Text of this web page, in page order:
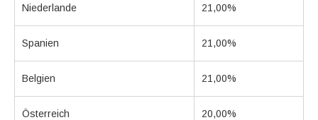
Niederlande 21,00%
Spanien 21,00%
Belgien 21,00%
Österreich 20,00%